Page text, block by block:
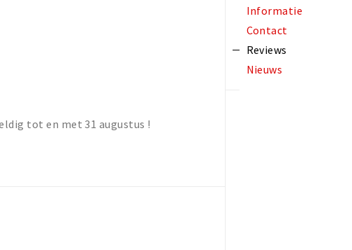
tot en met 31 augustus !
Informatie
Contact
Reviews
Nieuws